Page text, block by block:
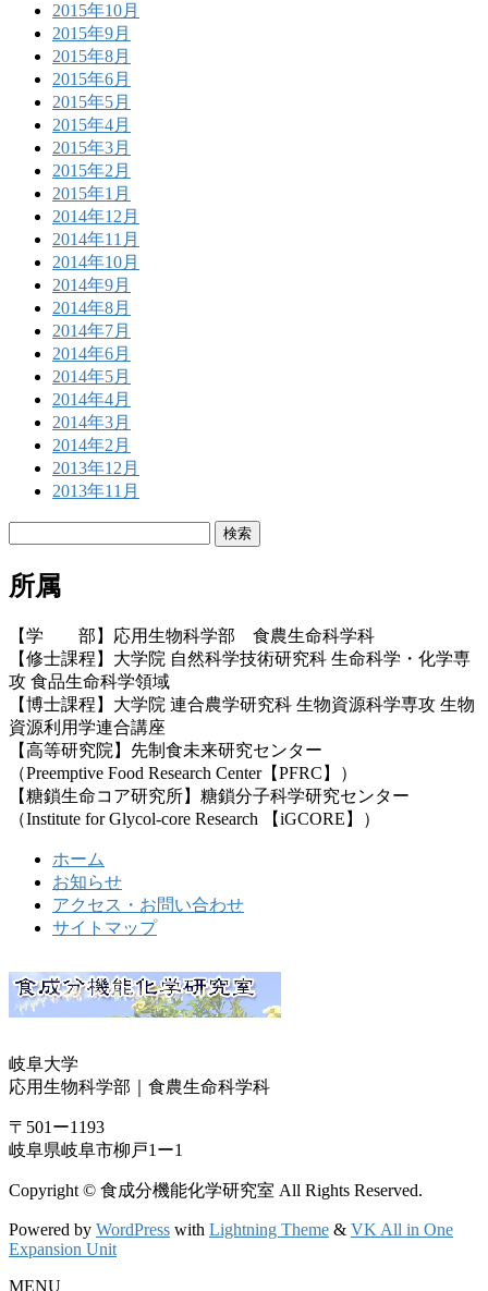
2015年10月
2015年9月
2015年8月
2015年6月
2015年5月
2015年4月
2015年3月
2015年2月
2015年1月
2014年12月
2014年11月
2014年10月
2014年9月
2014年8月
2014年7月
2014年6月
2014年5月
2014年4月
2014年3月
2014年2月
2013年12月
2013年11月
所属
【学 部】応用生物科学部 食農生命科学科
【修士課程】大学院 自然科学技術研究科 生命科学・化学専
攻 食品生命科学領域
【博士課程】大学院 連合農学研究科 生物資源科学専攻 生物
資源利用学連合講座
【高等研究院】先制食未来研究センター
（Preemptive Food Research Center【PFRC】）
【糖鎖生命コア研究所】糖鎖分子科学研究センター
（Institute for Glycol-core Research 【iGCORE】）
ホーム
お知らせ
アクセス・お問い合わせ
サイトマップ
岐阜大学
応用生物科学部｜食農生命科学科
〒501ー1193
岐阜県岐阜市柳戸1ー1
Copyright © 食成分機能化学研究室 All Rights Reserved.
Powered by WordPress with Lightning Theme & VK All in One
Expansion Unit
MENU